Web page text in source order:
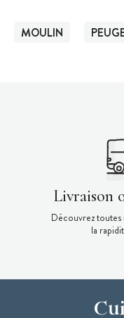
MOULIN
Livraison
Découvrez
la